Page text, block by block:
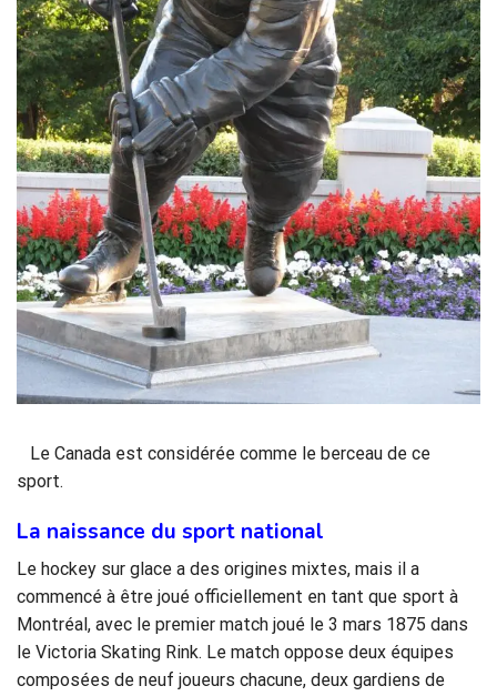
Le Canada est considérée comme le berceau de ce
sport.
La naissance du sport national
Le hockey sur glace a des origines mixtes, mais il a
commencé à être joué officiellement en tant que sport à
Montréal, avec le premier match joué le 3 mars 1875 dans
le Victoria Skating Rink. Le match oppose deux équipes
composées de neuf joueurs chacune, deux gardiens de